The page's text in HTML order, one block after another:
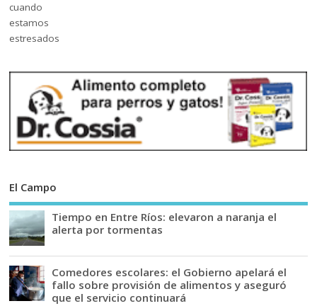
El Campo
Tiempo en Entre Ríos: elevaron a naranja el
alerta por tormentas
Comedores escolares: el Gobierno apelará el
fallo sobre provisión de alimentos y aseguró
que el servicio continuará